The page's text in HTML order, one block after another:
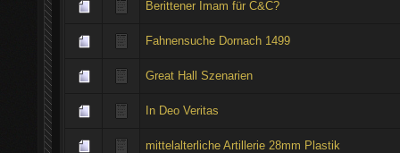
Berittener Imam für C&C?
Fahnensuche Dornach 1499
Great Hall Szenarien
In Deo Veritas
mittelalterliche Artillerie 28mm Plastik